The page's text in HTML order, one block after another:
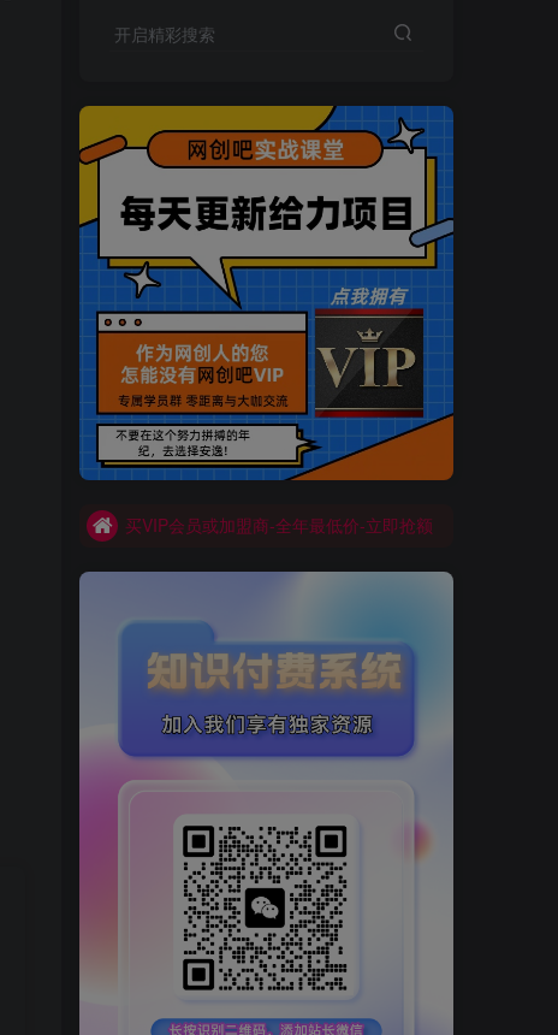
开启精彩搜索
买VIP会员或加盟商-全年最低价-立即抢额
网创吧-限时优惠 别错过!
买VIP会员或加盟商-全年最低价-立即抢额
网创吧-限时优惠 别错过!